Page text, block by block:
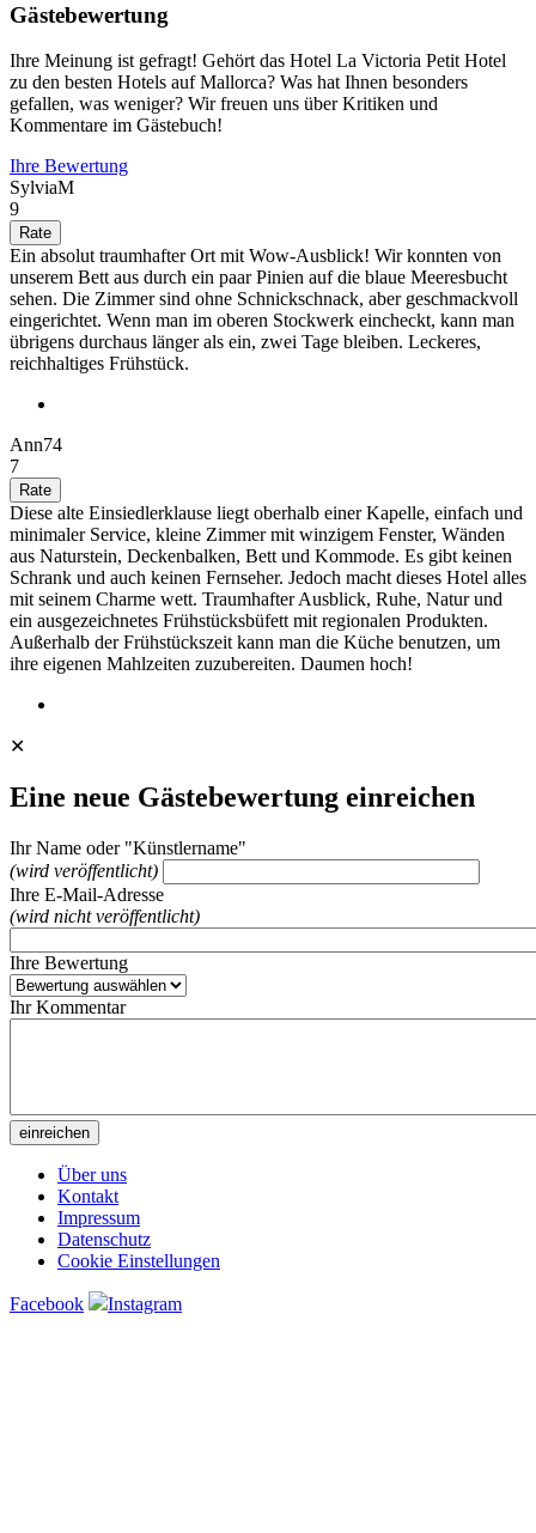
Gästebewertung
Ihre Meinung ist gefragt! Gehört das Hotel La Victoria Petit Hotel
zu den besten Hotels auf Mallorca? Was hat Ihnen besonders
gefallen, was weniger? Wir freuen uns über Kritiken und
Kommentare im Gästebuch!
Ihre Bewertung
SylviaM
9
Ein absolut traumhafter Ort mit Wow-Ausblick! Wir konnten von
unserem Bett aus durch ein paar Pinien auf die blaue Meeresbucht
sehen. Die Zimmer sind ohne Schnickschnack, aber geschmackvoll
eingerichtet. Wenn man im oberen Stockwerk eincheckt, kann man
übrigens durchaus länger als ein, zwei Tage bleiben. Leckeres,
reichhaltiges Frühstück.
Ann74
7
Diese alte Einsiedlerklause liegt oberhalb einer Kapelle, einfach und
minimaler Service, kleine Zimmer mit winzigem Fenster, Wänden
aus Naturstein, Deckenbalken, Bett und Kommode. Es gibt keinen
Schrank und auch keinen Fernseher. Jedoch macht dieses Hotel alles
mit seinem Charme wett. Traumhafter Ausblick, Ruhe, Natur und
ein ausgezeichnetes Frühstücksbüfett mit regionalen Produkten.
Außerhalb der Frühstückszeit kann man die Küche benutzen, um
ihre eigenen Mahlzeiten zuzubereiten. Daumen hoch!
✕
Eine neue Gästebewertung einreichen
Ihr Name oder "Künstlername"
(wird veröffentlicht)
Ihre E-Mail-Adresse
(wird nicht veröffentlicht)
Ihre Bewertung
Ihr Kommentar
Über uns
Kontakt
Impressum
Datenschutz
Cookie Einstellungen
Facebook Instagram